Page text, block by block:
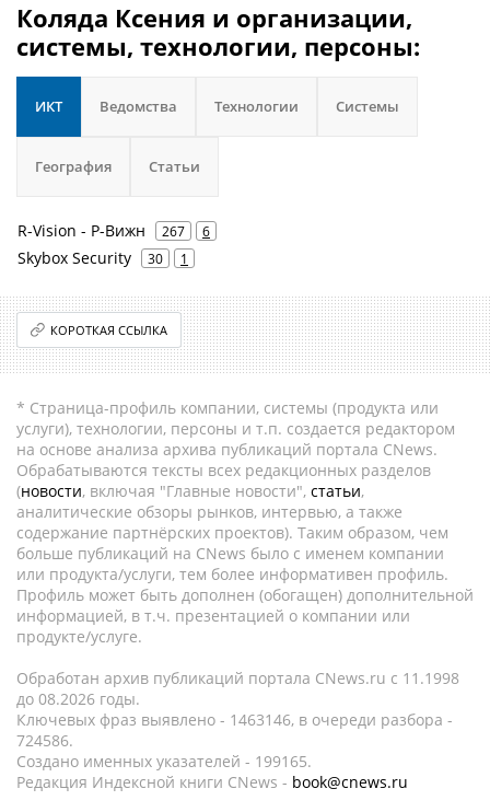
Коляда Ксения и организации,
системы, технологии, персоны:
ИКТ Ведомства Технологии Системы
География Статьи
R-Vision - Р-Вижн 267 6
Skybox Security 30 1
КОРОТКАЯ ССЫЛКА
* Страница-профиль компании, системы (продукта или
услуги), технологии, персоны и т.п. создается редактором
на основе анализа архива публикаций портала CNews.
Обрабатываются тексты всех редакционных разделов
(новости, включая "Главные новости", статьи,
аналитические обзоры рынков, интервью, а также
содержание партнёрских проектов). Таким образом, чем
больше публикаций на CNews было с именем компании
или продукта/услуги, тем более информативен профиль.
Профиль может быть дополнен (обогащен) дополнительной
информацией, в т.ч. презентацией о компании или
продукте/услуге.
Обработан архив публикаций портала CNews.ru c 11.1998
до 08.2026 годы.
Ключевых фраз выявлено - 1463146, в очереди разбора -
724586.
Создано именных указателей - 199165.
Редакция Индексной книги CNews - book@cnews.ru